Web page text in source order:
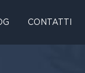
CONTATTI